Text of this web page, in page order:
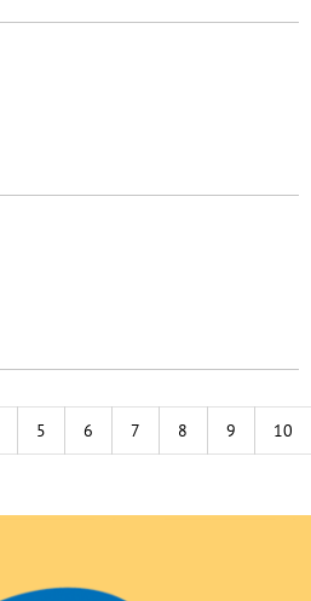
5 6 7 8 9 10